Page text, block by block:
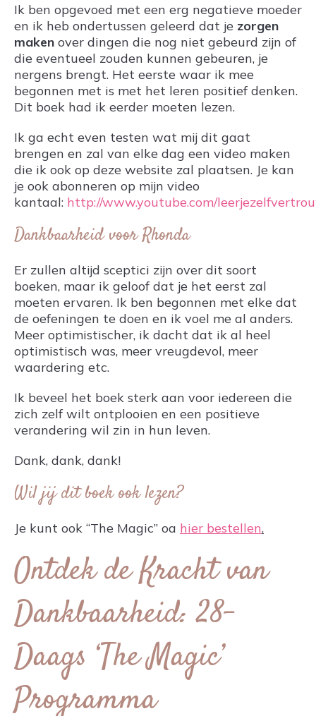
Ik ben opgevoed met een erg negatieve moeder
en ik heb ondertussen geleerd dat je zorgen
maken over dingen die nog niet gebeurd zijn of
die eventueel zouden kunnen gebeuren, je
nergens brengt. Het eerste waar ik mee
begonnen met is met het leren positief denken.
Dit boek had ik eerder moeten lezen.
Ik ga echt even testen wat mij dit gaat
brengen en zal van elke dag een video maken
die ik ook op deze website zal plaatsen. Je kan
je ook abonneren op mijn video
kantaal: http://www.youtube.com/
Dankbaarheid voor Rhonda
Er zullen altijd sceptici zijn over dit soort
boeken, maar ik geloof dat je het eerst zal
moeten ervaren. Ik ben begonnen met elke dat
de oefeningen te doen en ik voel me al anders.
Meer optimistischer, ik dacht dat ik al heel
optimistisch was, meer vreugdevol, meer
waardering etc.
Ik beveel het boek sterk aan voor iedereen die
zich zelf wilt ontplooien en een positieve
verandering wil zin in hun leven.
Dank, dank, dank!
Wil jij dit boek ook lezen?
Je kunt ook “The Magic” oa hier bestellen.
Ontdek de Kracht van
Dankbaarheid: 28-
Daags ‘The Magic’
Programma